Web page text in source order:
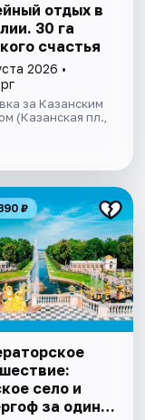
отдых в
30 га
счастья
2026 •
за Казанским
(Казанская пл.,
₽
село и
за один